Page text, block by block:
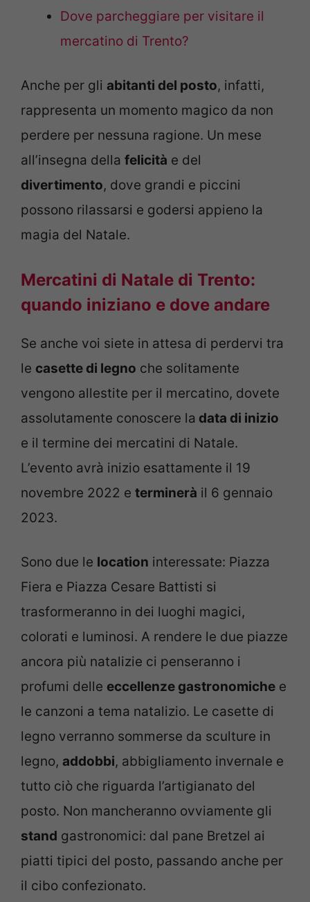
Dove parcheggiare per visitare il
mercatino di Trento?
Anche per gli abitanti del posto, infatti,
rappresenta un momento magico da non
perdere per nessuna ragione. Un mese
all’insegna della felicità e del
divertimento, dove grandi e piccini
possono rilassarsi e godersi appieno la
magia del Natale.
Mercatini di Natale di Trento:
quando iniziano e dove andare
Se anche voi siete in attesa di perdervi tra
le casette di legno che solitamente
vengono allestite per il mercatino, dovete
assolutamente conoscere la data di inizio
e il termine dei mercatini di Natale.
L’evento avrà inizio esattamente il 19
novembre 2022 e terminerà il 6 gennaio
2023.
Sono due le location interessate: Piazza
Fiera e Piazza Cesare Battisti si
trasformeranno in dei luoghi magici,
colorati e luminosi. A rendere le due piazze
ancora più natalizie ci penseranno i
profumi delle eccellenze gastronomiche e
le canzoni a tema natalizio. Le casette di
legno verranno sommerse da sculture in
legno, addobbi, abbigliamento invernale e
tutto ciò che riguarda l’artigianato del
posto. Non mancheranno ovviamente gli
stand gastronomici: dal pane Bretzel ai
piatti tipici del posto, passando anche per
il cibo confezionato.